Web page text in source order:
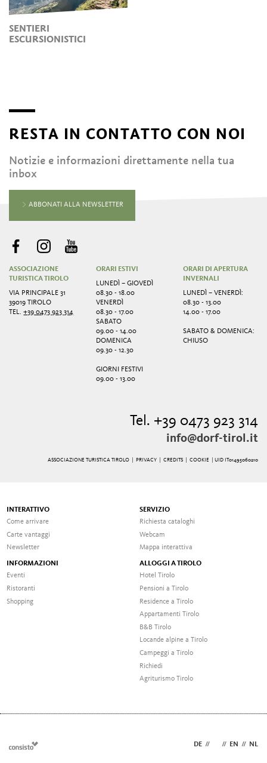
SENTIERI
ESCURSIONISTICI
RESTA IN CONTATTO CON NOI
Notizie e informazioni direttamente nella tua
inbox
ABBONATI ALLA NEWSLETTER
ASSOCIAZIONE
TURISTICA TIROLO
VIA PRINCIPALE 31
39019 TIROLO
TEL.+39 0473 923 314
ORARI ESTIVI
LUNEDÌ – GIOVEDÌ
08.30 - 18.00
VENERDÌ
08.30 - 17.00
SABATO
09.00 - 14.00
DOMENICA
09.30 - 12.30
GIORNI FESTIVI
09.00 - 13.00
ORARI DI APERTURA
INVERNALI
LUNEDÌ – VENERDÌ:
08.30 - 13.00
14.00 - 17.00
SABATO & DOMENICA:
CHIUSO
Tel. +39 0473 923 314
info@dorf-tirol.it
ASSOCIAZIONE TURISTICA TIROLO | PRIVACY| CREDITS| COOKIE | UID IT01495060210
INTERATTIVO
Come arrivare
Carte vantaggi
Newsletter
SERVIZIO
Richiesta cataloghi
Webcam
Mappa interattiva
INFORMAZIONI
Eventi
Ristoranti
Shopping
ALLOGGI A TIROLO
Hotel Tirolo
Pensioni a Tirolo
Residence a Tirolo
Appartamenti Tirolo
B&B Tirolo
Locande alpine a Tirolo
Campeggi a Tirolo
Richiedi
Agriturismo Tirolo
DE // // EN // NL